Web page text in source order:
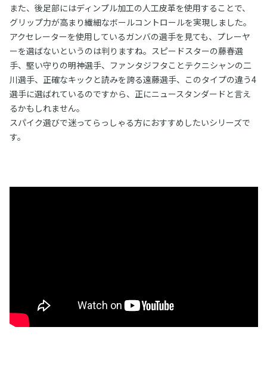
また、後足部にはディンプル加工の人工皮革を使用することで、
グリップ力が高まり繊細なボールコントロールを実現しました。
アクセレーターを使用しているガンバの選手を見ても、プレーヤ
ーを選ばないというのは判りますね。スピードスターの藤春選
手、堅い守りの明神選手、ファンタジフタことテクニシャンの二
川選手、正確なキックと読みを誇る遠藤選手、このタイプの違う4
選手に選ばれているのですから、正にニュースタンダードと言え
るかもしれません。
スパイク選びで迷ってらっしゃる方におすすめしたいシリーズで
す。